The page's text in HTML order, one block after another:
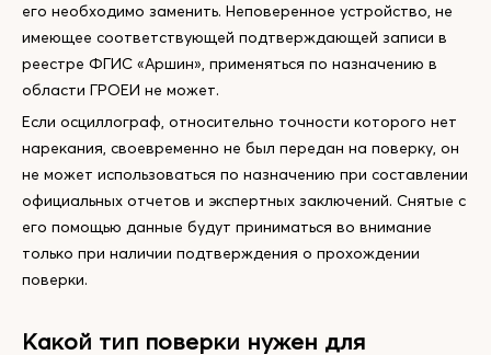
его необходимо заменить. Неповеренное устройство, не
имеющее соответствующей подтверждающей записи в
реестре ФГИС «Аршин», применяться по назначению в
области ГРОЕИ не может.
Если осциллограф, относительно точности которого нет
нарекания, своевременно не был передан на поверку, он
не может использоваться по назначению при составлении
официальных отчетов и экспертных заключений. Снятые с
его помощью данные будут приниматься во внимание
только при наличии подтверждения о прохождении
поверки.
Какой тип поверки нужен для